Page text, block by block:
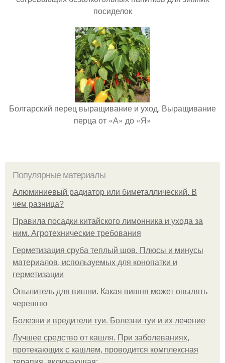
посиделок
Болгарский перец выращивание и уход. Выращивание
перца от «А» до «Я»
Популярные материалы
Алюминиевый радиатор или биметаллический. В
чем разница?
Правила посадки китайского лимонника и ухода за
ним. Агротехнические требования
Герметизация сруба теплый шов. Плюсы и минусы
материалов, используемых для конопатки и
герметизации
Опылитель для вишни. Какая вишня может опылять
черешню
Болезни и вредители туи. Болезни туи и их лечение
Лучшее средство от кашля. При заболеваниях,
протекающих с кашлем, проводится комплексная